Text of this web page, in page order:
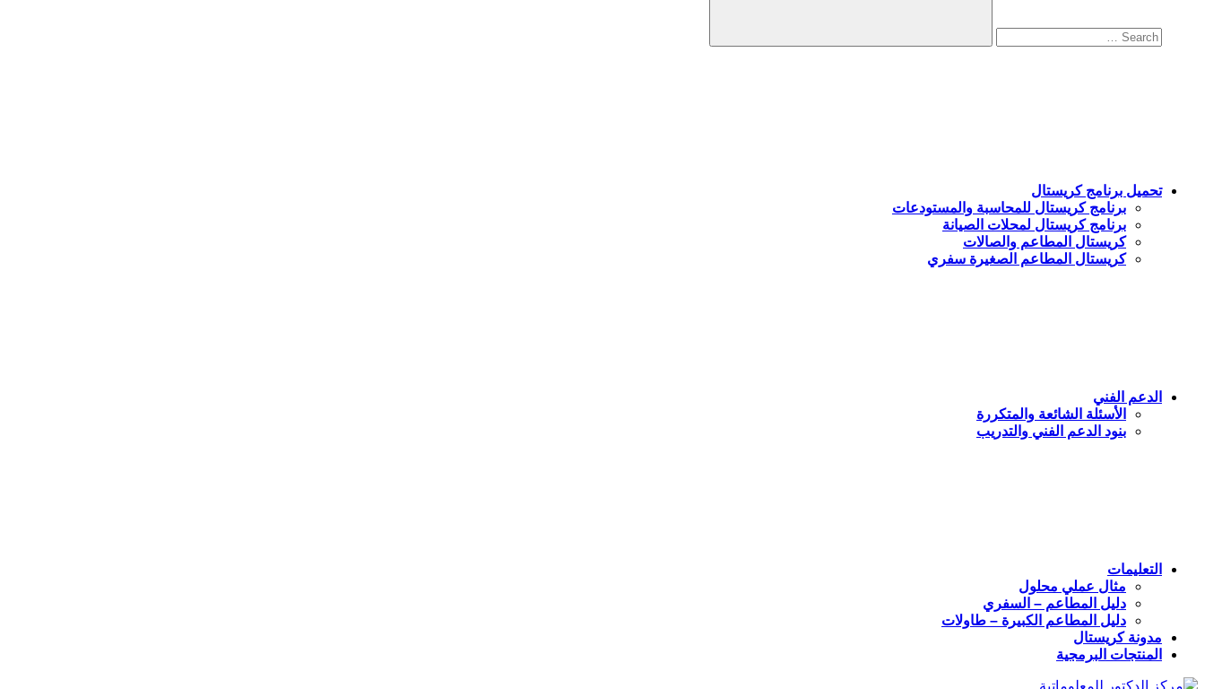
Search
تحميل برنامج كريستال
برنامج كريستال للمحاسبة والمستودعات
برنامج كريستال لمحلات الصيانة
كريستال المطاعم والصالات
كريستال المطاعم الصغيرة سفري
الدعم الفني
الأسئلة الشائعة والمتكررة
بنود الدعم الفني والتدريب
التعليمات
مثال عملي محلول
دليل المطاعم – السفري
دليل المطاعم الكبيرة – طاولات
مدونة كريستال
المنتجات البرمجية